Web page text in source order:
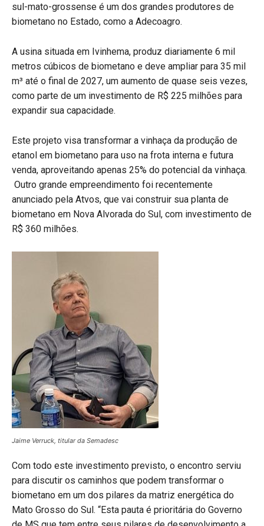
sul-mato-grossense é um dos grandes produtores de
biometano no Estado, como a Adecoagro.
A usina situada em Ivinhema, produz diariamente 6 mil
metros cúbicos de biometano e deve ampliar para 35 mil
m³ até o final de 2027, um aumento de quase seis vezes,
como parte de um investimento de R$ 225 milhões para
expandir sua capacidade.
Este projeto visa transformar a vinhaça da produção de
etanol em biometano para uso na frota interna e futura
venda, aproveitando apenas 25% do potencial da vinhaça.
Outro grande empreendimento foi recentemente
anunciado pela Atvos, que vai construir sua planta de
biometano em Nova Alvorada do Sul, com investimento de
R$ 360 milhões.
Jaime Verruck, titular da Semadesc
Com todo este investimento previsto, o encontro serviu
para discutir os caminhos que podem transformar o
biometano em um dos pilares da matriz energética do
Mato Grosso do Sul. “Esta pauta é prioritária do Governo